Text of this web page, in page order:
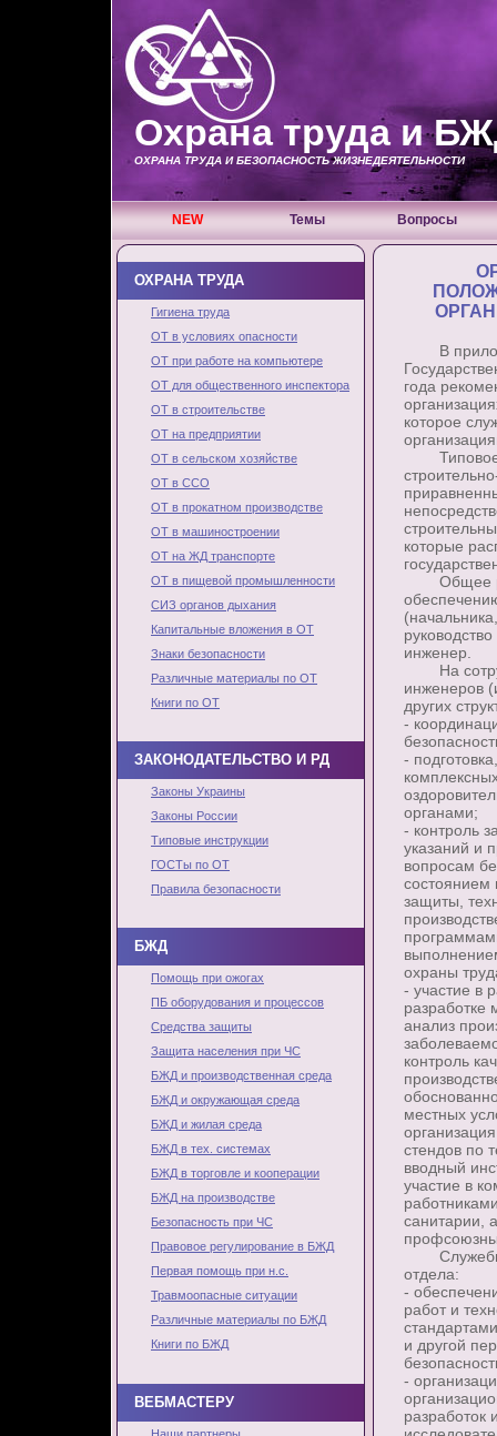
Охрана труда и
ОХРАНА ТРУДА И БЕЗОПАСНОСТЬ ЖИЗНЕДЕЯТЕЛЬНОСТИ
NEW Темы Вопросы
В
года
которое
Типовое
которые
Общее
инженер.
На
инженеров
других
-
-
органами;
- контроль
указаний и
вопросам
состоянием
защиты,
охраны
- участие в
разработке
анализ
контроль
местных
стендов по
вводный
участие в
санитарии,
Служебные
отдела:
-
работ и
и другой
-
разработок
ОХРАНА ТРУДА
Гигиена труда
ОТ в условиях опасности
ОТ при работе на компьютере
ОТ для общественного инспектора
ОТ в строительстве
ОТ на предприятии
ОТ в сельском хозяйстве
ОТ в ССО
ОТ в прокатном производстве
ОТ в машиностроении
ОТ на ЖД транспорте
ОТ в пищевой промышленности
СИЗ органов дыхания
Капитальные вложения в ОТ
Знаки безопасности
Различные материалы по ОТ
Книги по ОТ
ЗАКОНОДАТЕЛЬСТВО И РД
Законы Украины
Законы России
Типовые инструкции
ГОСТы по ОТ
Правила безопасности
БЖД
Помощь при ожогах
ПБ оборудования и процессов
Средства защиты
Защита населения при ЧС
БЖД и производственная среда
БЖД и окружающая среда
БЖД и жилая среда
БЖД в тех. системах
БЖД в торговле и кооперации
БЖД на производстве
Безопасность при ЧС
Правовое регулирование в БЖД
Первая помощь при н.с.
Травмоопасные ситуации
Различные материалы по БЖД
Книги по БЖД
ВЕБМАСТЕРУ
Наши партнеры